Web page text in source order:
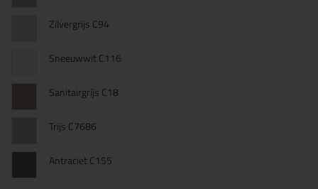
Zilvergrijs C94
Sneeuwwit C116
Sanitairgrijs C18
Trijs C7686
Antraciet C155